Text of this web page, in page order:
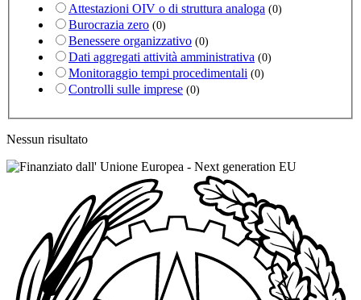
Attestazioni OIV o di struttura analoga (0)
Burocrazia zero (0)
Benessere organizzativo (0)
Dati aggregati attività amministrativa (0)
Monitoraggio tempi procedimentali (0)
Controlli sulle imprese (0)
Nessun risultato